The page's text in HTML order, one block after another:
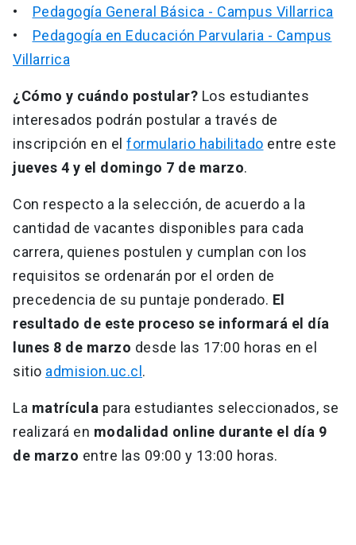
• Pedagogía General Básica - Campus Villarrica
• Pedagogía en Educación Parvularia - Campus
Villarrica
¿Cómo y cuándo postular? Los estudiantes
interesados podrán postular a través de
inscripción en el formulario habilitado entre este
jueves 4 y el domingo 7 de marzo.
Con respecto a la selección, de acuerdo a la
cantidad de vacantes disponibles para cada
carrera, quienes postulen y cumplan con los
requisitos se ordenarán por el orden de
precedencia de su puntaje ponderado. El
resultado de este proceso se informará el día
lunes 8 de marzo desde las 17:00 horas en el
sitio admision.uc.cl .
La matrícula para estudiantes seleccionados, se
realizará en modalidad online durante el día 9
de marzo entre las 09:00 y 13:00 horas.